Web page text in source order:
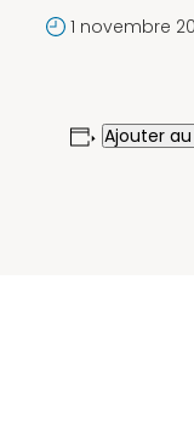
1 novembre
Ajouter